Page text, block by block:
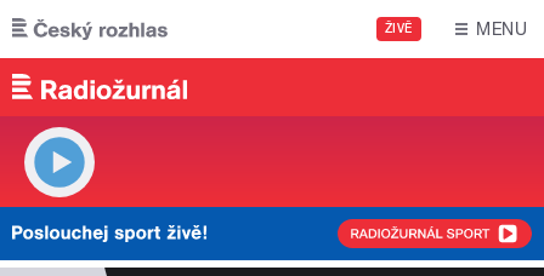
Přejít k hlavnímu obsahu
ŽIVĚ MENU